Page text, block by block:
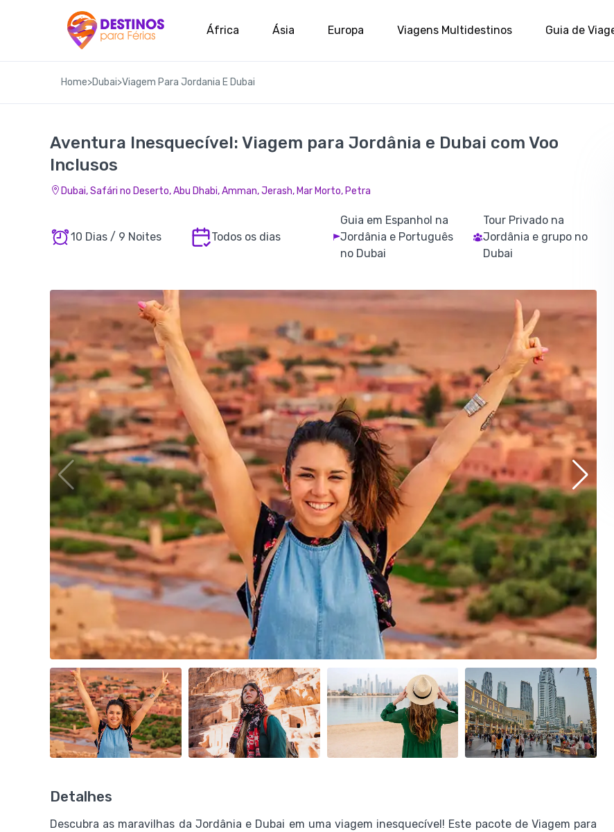
África Ásia Europa Viagens Multidestinos Guia de
Home>Dubai>Viagem Para Jordania E Dubai
Aventura Inesquecível: Viagem para Jordânia e Dubai com Voo
Inclusos
Dubai, Safári no Deserto, Abu Dhabi, Amman, Jerash, Mar Morto, Petra
10 Dias / 9 Noites Todos os dias
Guia em Espanhol na
Jordânia e Português
no Dubai
Tour Privado na
Jordânia e grupo no
Dubai
Detalhes
Descubra as maravilhas da Jordânia e Dubai em uma viagem inesquecível! Este pacote de Viagem para